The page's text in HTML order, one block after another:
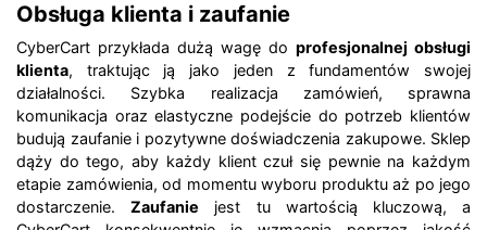
Obsługa klienta i zaufanie
CyberCart przykłada dużą wagę do profesjonalnej obsługi
klienta, traktując ją jako jeden z fundamentów swojej
działalności. Szybka realizacja zamówień, sprawna
komunikacja oraz elastyczne podejście do potrzeb klientów
budują zaufanie i pozytywne doświadczenia zakupowe. Sklep
dąży do tego, aby każdy klient czuł się pewnie na każdym
etapie zamówienia, od momentu wyboru produktu aż po jego
dostarczenie.Zaufanie jest tu wartością kluczową, a